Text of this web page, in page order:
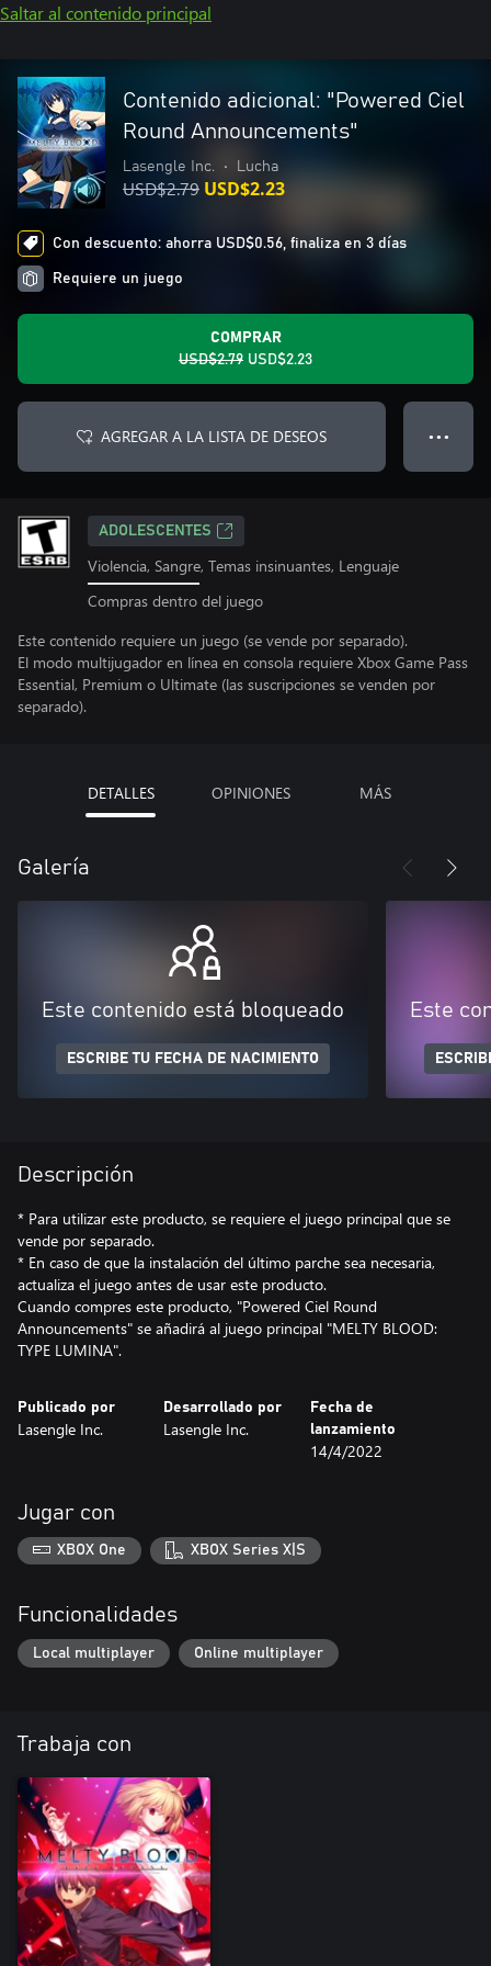
Saltar al contenido principal
Contenido adicional: "Powered Ciel
Round Announcements"
Lasengle Inc. • Lucha
USD$2.79 USD$2.23
Con descuento: ahorra USD$0.56, finaliza en 3 días
Requiere un juego
COMPRAR
USD$2.79 USD$2.23
AGREGAR A LA LISTA DE DESEOS ● ● ●
ADOLESCENTES
Violencia, Sangre, Temas insinuantes, Lenguaje
Compras dentro del juego
Este contenido requiere un juego (se vende por separado).
El modo multijugador en línea en consola requiere Xbox Game Pass
Essential, Premium o Ultimate (las suscripciones se venden por
separado).
DETALLES OPINIONES MÁS
Galería
Este contenido está bloqueado
ESCRIBE TU FECHA DE NACIMIENTO
Este
Descripción
* Para utilizar este producto, se requiere el juego principal que se
vende por separado.
* En caso de que la instalación del último parche sea necesaria,
actualiza el juego antes de usar este producto.
Cuando compres este producto, "Powered Ciel Round
Announcements" se añadirá al juego principal "MELTY BLOOD:
TYPE LUMINA".
Publicado por
Lasengle Inc.
Desarrollado por
Lasengle Inc.
Fecha de
lanzamiento
14/4/2022
Jugar con
XBOX One XBOX Series X|S
Funcionalidades
Local multiplayer Online multiplayer
Trabaja con